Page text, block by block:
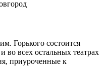
Горького состоится
во всех остальных театрах
приуроченные к